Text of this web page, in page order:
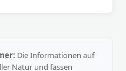
Die Informationen auf
Natur und fassen